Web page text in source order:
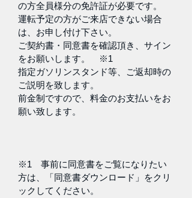
の方全員様分の免許証が必要です。
運転予定の方がご来店できない場合
は、お申し付け下さい。
ご契約書・同意書を確認頂き、サイン
をお願いします。 ※1
指定ガソリンスタンド等、ご返却時の
ご説明を致します。
前金制ですので、料金のお支払いをお
願い致します。
※1 事前に同意書をご覧になりたい
方は、「同意書ダウンロード」をクリ
ックしてください。